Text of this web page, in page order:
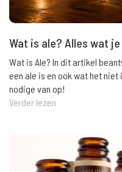
Wat is ale? Alles wat
Wat is Ale? In dit artikel
een ale is en ook wat het
nodige van op!
Verder lezen